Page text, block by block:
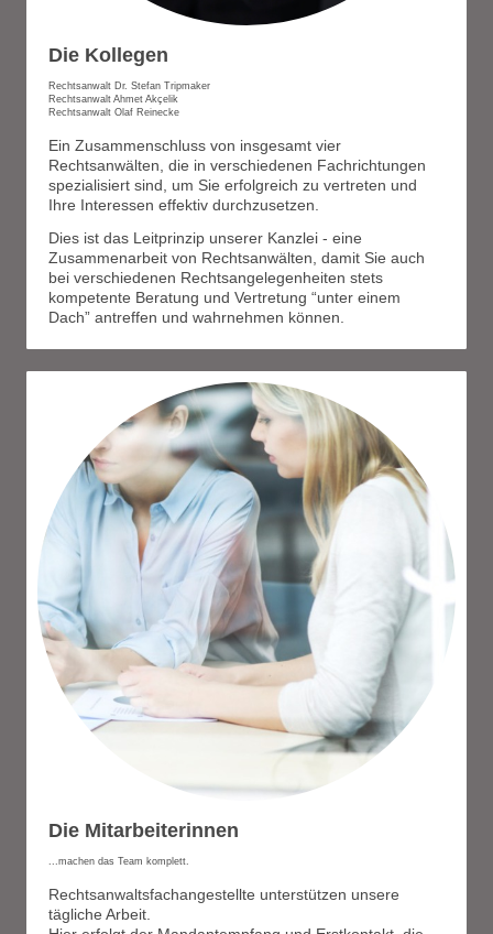
Die Kollegen
Rechtsanwalt Dr. Stefan Tripmaker
Rechtsanwalt Ahmet Akçelik
Rechtsanwalt Olaf Reinecke
Ein Zusammenschluss von insgesamt vier
Rechtsanwälten, die in verschiedenen Fachrichtungen
spezialisiert sind, um Sie erfolgreich zu vertreten und
Ihre Interessen effektiv durchzusetzen.
Dies ist das Leitprinzip unserer Kanzlei - eine
Zusammenarbeit von Rechtsanwälten, damit Sie auch
bei verschiedenen Rechtsangelegenheiten stets
kompetente Beratung und Vertretung “unter einem
Dach” antreffen und wahrnehmen können.
Die Mitarbeiterinnen
...machen das Team komplett.
Rechtsanwaltsfachangestellte unterstützen unsere
tägliche Arbeit.